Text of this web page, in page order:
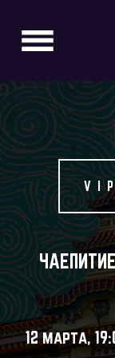
12 марта,